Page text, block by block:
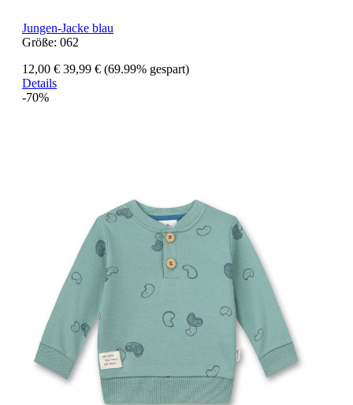
Jungen-Jacke blau
Größe: 062
12,00 € 39,99 € (69.99% gespart)
Details
-70%